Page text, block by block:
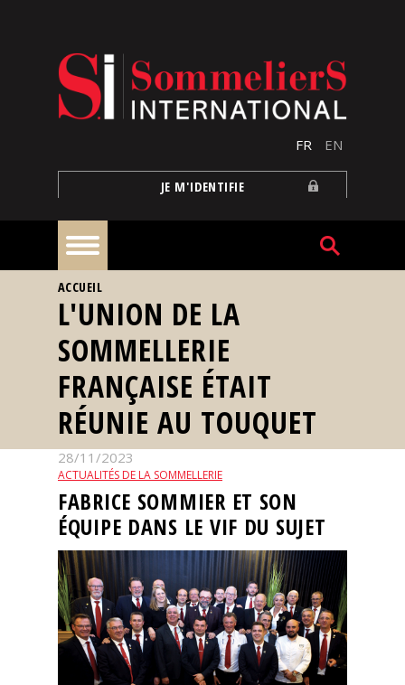
FR EN
JE M'IDENTIFIE
À
une
Reportages
Nos
événements
Spiritueux
Notes
de
dégustation
Sommelleries
VOUS ÊTES ICI
ACCUEIL
L'UNION DE LA
SOMMELLERIE
FRANÇAISE ÉTAIT
RÉUNIE AU TOUQUET
28/11/2023
ACTUALITÉS DE LA SOMMELLERIE
FABRICE SOMMIER ET SON
ÉQUIPE DANS LE VIF DU SUJET